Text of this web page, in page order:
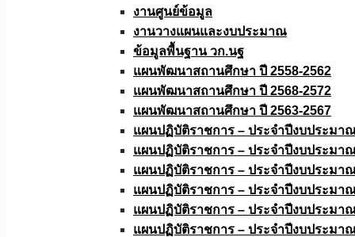
งานศูนย์ข้อมูล
งานวางแผนและงบประมาณ
ข้อมูลพื้นฐาน วก.นฐ
แผนพัฒนาสถานศึกษา ปี 2558-2562
แผนพัฒนาสถานศึกษา ปี 2568-2572
แผนพัฒนาสถานศึกษา ปี 2563-2567
แผนปฏิบัติราชการ – ประจำปีงบประมา
แผนปฏิบัติราชการ – ประจำปีงบประมา
แผนปฏิบัติราชการ – ประจำปีงบประมา
แผนปฏิบัติราชการ – ประจำปีงบประมา
แผนปฏิบัติราชการ – ประจำปีงบประมา
แผนปฏิบัติราชการ – ประจำปีงบประมา